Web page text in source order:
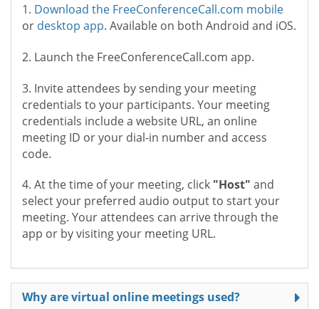
1. Download the FreeConferenceCall.com mobile
or desktop app. Available on both Android and iOS.
2. Launch the FreeConferenceCall.com app.
3. Invite attendees by sending your meeting
credentials to your participants. Your meeting
credentials include a website URL, an online
meeting ID or your dial-in number and access
code.
4. At the time of your meeting, click "Host" and
select your preferred audio output to start your
meeting. Your attendees can arrive through the
app or by visiting your meeting URL.
Why are virtual online meetings used?